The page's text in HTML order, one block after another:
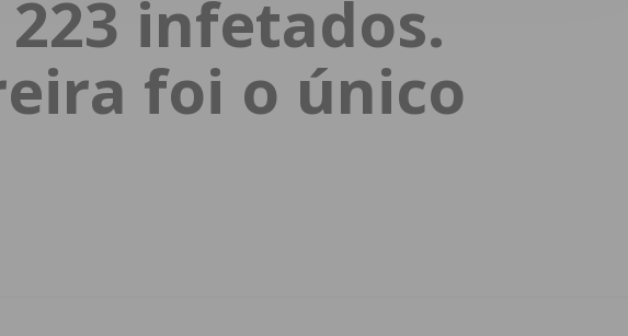
INICIAR SESSÃO
Perdeu a sua senha?
infetados.
foi o único